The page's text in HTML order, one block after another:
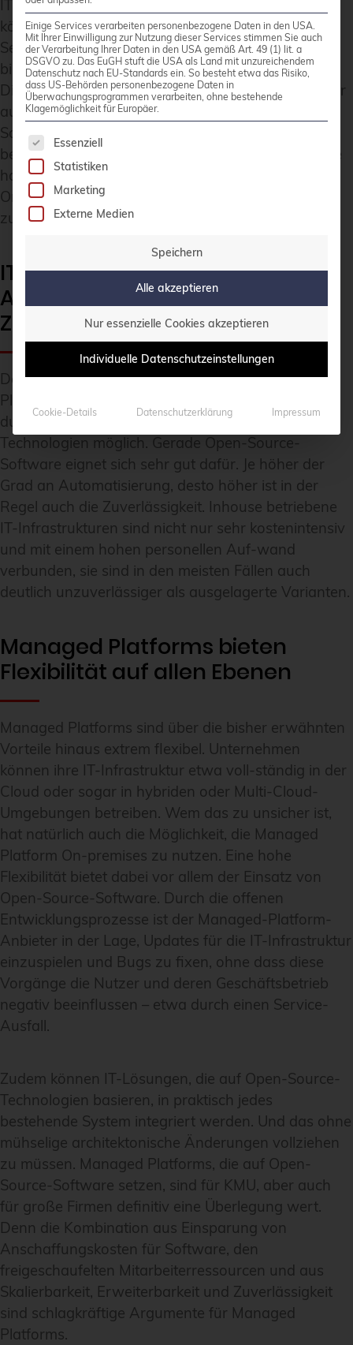
IT-Infrastruktur verwalten können. Auf Wunsch
können Unternehmen so je nach Bedarf neue
Services oder weitere Kapazitäten zu ihrem
bisherigen Portfolio hinzubuchen oder abbestellen.
Dieses Verfahren ist deutlich günstiger und weniger
aufwendig, als die entsprechende Hard- und
Software dafür intern bereitzustellen
beziehungsweise in Betrieb zu nehmen. Gerade die
hohe Skalierbarkeit ist ein wichtiger Punkt, warum
Organisationen auf Managed Platforms
zurückgreifen.
IT-Infrastruktur:
Automatisierung und
Zuverlässigkeit im Fokus
Der hohe Automatisierungsgrad, der Managed
Platforms auf allen Ebenen auszeichnet, ist nur
durch den Einsatz standardisierter Prozesse und
Technologien möglich. Gerade Open-Source-
Software eignet sich sehr gut dafür. Je höher der
Grad an Automatisierung, desto höher ist in der
Regel auch die Zuverlässigkeit. Inhouse betriebene
IT-Infrastrukturen sind nicht nur sehr kostenintensiv
und mit einem hohen personellen Auf-wand
verbunden, sie sind in den meisten Fällen auch
deutlich unzuverlässiger als ausgelagerte Varianten.
Managed Platforms bieten
Flexibilität auf allen Ebenen
Managed Platforms sind über die bisher erwähnten
Vorteile hinaus extrem flexibel. Unternehmen
können ihre IT-Infrastruktur etwa voll-ständig in der
Cloud oder sogar in hybriden oder Multi-Cloud-
Umgebungen betreiben. Wem das zu unsicher ist,
hat natürlich auch die Möglichkeit, die Managed
Platform On-premises zu nutzen. Eine hohe
Flexibilität bietet dabei vor allem der Einsatz von
Open-Source-Software. Durch die offenen
Entwicklungsprozesse ist der Managed-Platform-
Anbieter in der Lage, Updates für die IT-Infrastruktur
einzuspielen und Bugs zu fixen, ohne dass diese
Vorgänge die Nutzer und deren Geschäftsbetrieb
negativ beeinflussen – etwa durch einen Service-
Ausfall.
Zudem können IT-Lösungen, die auf Open-Source-
Technologien basieren, in praktisch jedes
bestehende System integriert werden. Und das ohne
mühselige architektonische Änderungen vollziehen
zu müssen. Managed Platforms, die auf Open-
Source-Software setzen, sind für KMU, aber auch
für große Firmen definitiv eine Überlegung wert.
Denn die Kombination aus Einsparung von
Anschaffungskosten für Software, den
freigeschaufelten Mitarbeiterressourcen und aus
Skalierbarkeit, Erweiterbarkeit und Zuverlässigkeit
sind schlagkräftige Argumente für Managed
Platforms.
Einige Services verarbeiten personenbezogene Daten in den USA.
Mit Ihrer Einwilligung zur Nutzung dieser Services stimmen Sie auch
der Verarbeitung Ihrer Daten in den USA gemäß Art. 49 (1) lit. a
DSGVO zu. Das EuGH stuft die USA als Land mit unzureichendem
Datenschutz nach EU-Standards ein. So besteht etwa das Risiko,
dass US-Behörden personenbezogene Daten in
Überwachungsprogrammen verarbeiten, ohne bestehende
Klagemöglichkeit für Europäer.
Es folgt eine Liste der Service-Gruppen, für die
Essenziell
Statistiken
Marketing
Externe Medien
Speichern
Alle akzeptieren
Nur essenzielle Cookies akzeptieren
Individuelle Datenschutzeinstellungen
Cookie-Details Datenschutzerklärung Impressum